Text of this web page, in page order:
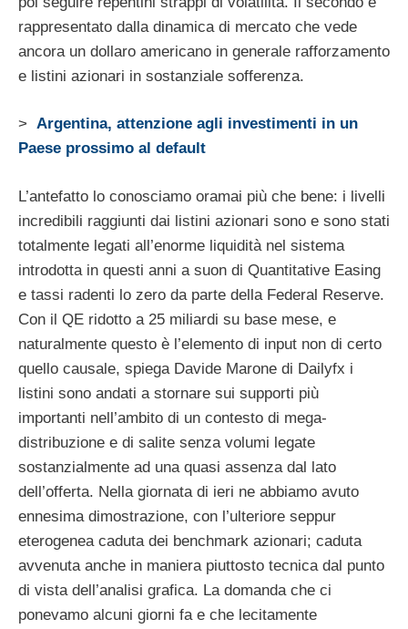
rappresentato dalla dinamica di mercato che vede
ancora un dollaro americano in generale rafforzamento
e listini azionari in sostanziale sofferenza.
> Argentina, attenzione agli investimenti in un
Paese prossimo al default
L’antefatto lo conosciamo oramai più che bene: i livelli
incredibili raggiunti dai listini azionari sono e sono stati
totalmente legati all’enorme liquidità nel sistema
introdotta in questi anni a suon di Quantitative Easing
e tassi radenti lo zero da parte della Federal Reserve.
Con il QE ridotto a 25 miliardi su base mese, e
naturalmente questo è l’elemento di input non di certo
quello causale, spiega Davide Marone di Dailyfx i
listini sono andati a stornare sui supporti più
importanti nell’ambito di un contesto di mega-
distribuzione e di salite senza volumi legate
sostanzialmente ad una quasi assenza dal lato
dell’offerta. Nella giornata di ieri ne abbiamo avuto
ennesima dimostrazione, con l’ulteriore seppur
eterogenea caduta dei benchmark azionari; caduta
avvenuta anche in maniera piuttosto tecnica dal punto
di vista dell’analisi grafica. La domanda che ci
ponevamo alcuni giorni fa e che lecitamente